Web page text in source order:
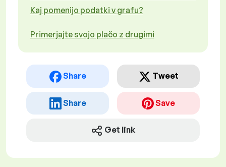
Kaj pomenijo podatki v grafu?
Primerjajte svojo plačo z drugimi
Share Tweet
Share Save
Get link